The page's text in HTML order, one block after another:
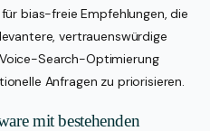
bias-freie Empfehlungen, die
vertrauenswürdige
Search-Optimierung
Anfragen zu priorisieren.
mit bestehenden